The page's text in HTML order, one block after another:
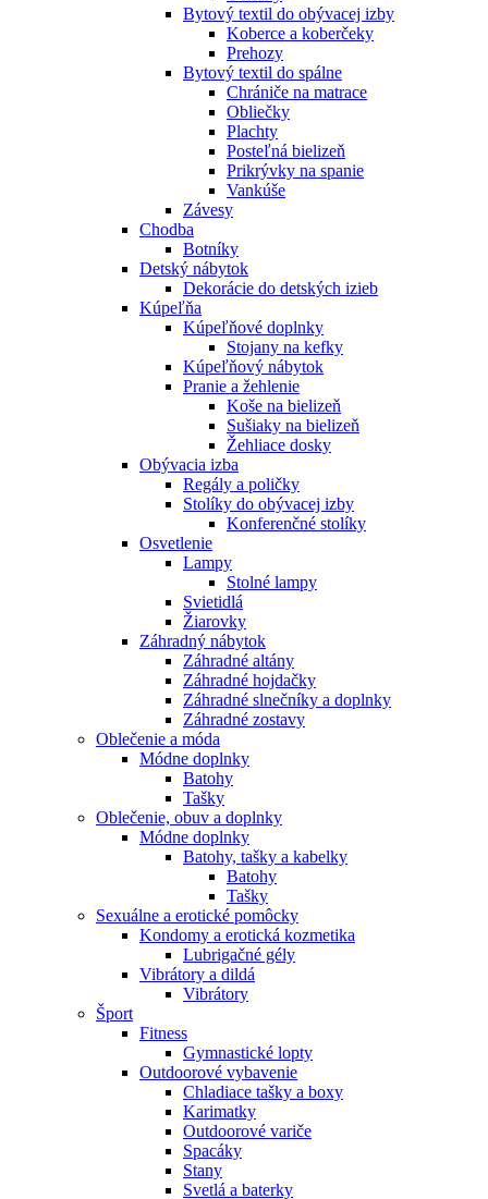
Bytový textil do obývacej izby
Koberce a koberčeky
Prehozy
Bytový textil do spálne
Chrániče na matrace
Obliečky
Plachty
Posteľná bielizeň
Prikrývky na spanie
Vankúše
Závesy
Chodba
Botníky
Detský nábytok
Dekorácie do detských izieb
Kúpeľňa
Kúpeľňové doplnky
Stojany na kefky
Kúpeľňový nábytok
Pranie a žehlenie
Koše na bielizeň
Sušiaky na bielizeň
Žehliace dosky
Obývacia izba
Regály a poličky
Stolíky do obývacej izby
Konferenčné stolíky
Osvetlenie
Lampy
Stolné lampy
Svietidlá
Žiarovky
Záhradný nábytok
Záhradné altány
Záhradné hojdačky
Záhradné slnečníky a doplnky
Záhradné zostavy
Oblečenie a móda
Módne doplnky
Batohy
Tašky
Oblečenie, obuv a doplnky
Módne doplnky
Batohy, tašky a kabelky
Batohy
Tašky
Sexuálne a erotické pomôcky
Kondomy a erotická kozmetika
Lubrigačné gély
Vibrátory a dildá
Vibrátory
Šport
Fitness
Gymnastické lopty
Outdoorové vybavenie
Chladiace tašky a boxy
Karimatky
Outdoorové variče
Spacáky
Stany
Svetlá a baterky